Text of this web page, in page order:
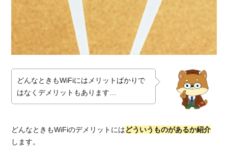
どんなときもWiFiにはメリットばかりで
はなくデメリットもあります…
どんなときもWiFiのデメリットにはどういうものがあるか紹介
します。